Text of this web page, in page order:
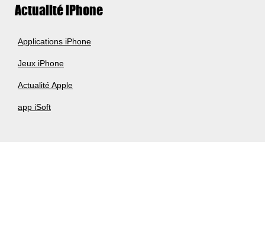
Actualité iPhone
Applications iPhone
Jeux iPhone
Actualité Apple
app iSoft